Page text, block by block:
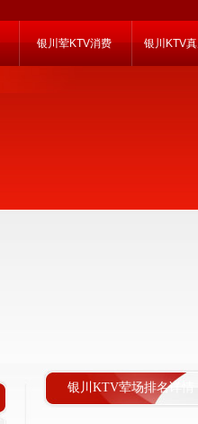
银川荤KTV消费 银川KTV
银川KTV荤场排名详情